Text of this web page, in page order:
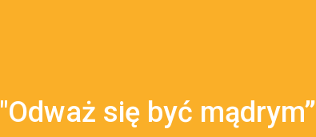
"Odważ się być mądrym”